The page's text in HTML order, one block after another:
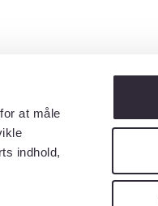
at måle
indhold,